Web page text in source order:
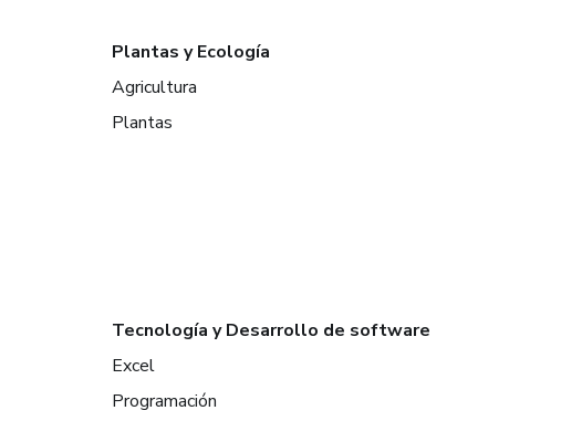
Plantas y Ecología
Agricultura
Plantas
Tecnología y Desarrollo de software
Excel
Programación